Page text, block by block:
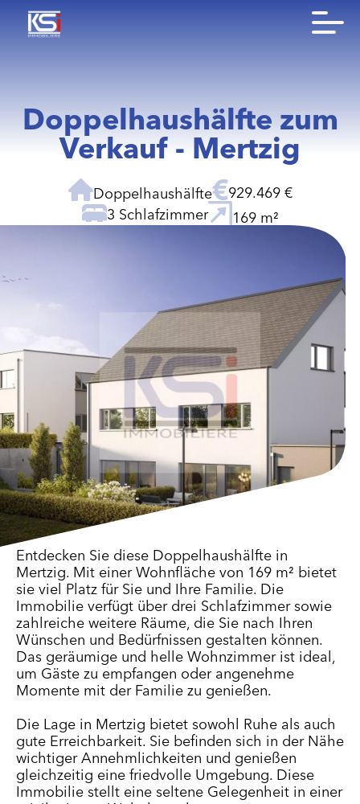
Doppelhaushälfte zum
Verkauf - Mertzig
Doppelhaushälfte
929.469 €
3 Schlafzimmer
169 m²
Entdecken Sie diese Doppelhaushälfte in
Mertzig. Mit einer Wohnfläche von 169 m² bietet
sie viel Platz für Sie und Ihre Familie. Die
Immobilie verfügt über drei Schlafzimmer sowie
zahlreiche weitere Räume, die Sie nach Ihren
Wünschen und Bedürfnissen gestalten können.
Das geräumige und helle Wohnzimmer ist ideal,
um Gäste zu empfangen oder angenehme
Momente mit der Familie zu genießen.
Die Lage in Mertzig bietet sowohl Ruhe als auch
gute Erreichbarkeit. Sie befinden sich in der Nähe
wichtiger Annehmlichkeiten und genießen
gleichzeitig eine friedvolle Umgebung. Diese
Immobilie stellt eine seltene Gelegenheit in einer